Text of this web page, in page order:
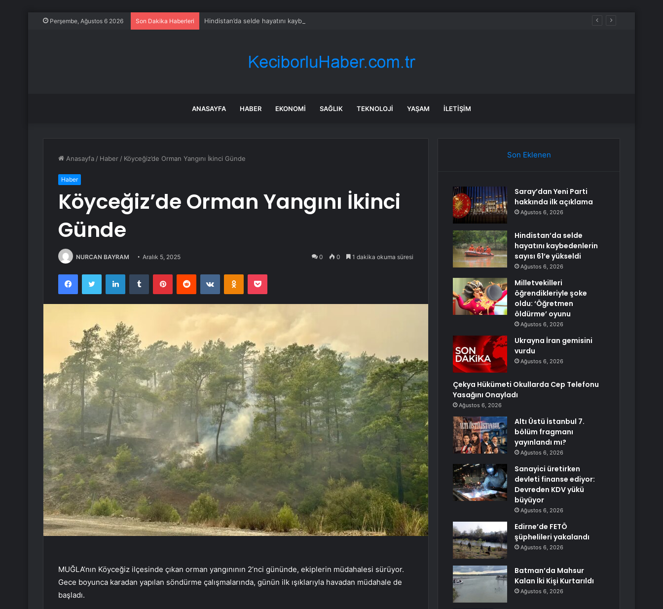
Perşembe, Ağustos 6 2026 Son Dakika Haberleri Hindistan’da selde hayatını kaybedenlerin sayısı 61’e yükseldi
ANASAYFA HABER EKONOMI SAĞLIK TEKNOLOJI YAŞAM İLETIŞIM
Anasayfa / Haber / Köyceğiz’de Orman Yangını İkinci Günde
Haber
Köyceğiz’de Orman Yangını İkinci
Günde
NURCAN BAYRAM Aralık 5, 2025 0 0 1 dakika okuma süresi
FacebookTwitter LinkedInTumblr PinterestReddit VKontakteOdnoklassniki
Pocket
MUĞLA’nın Köyceğiz ilçesinde çıkan orman yangınının 2’nci gününde, ekiplerin müdahalesi sürüyor.
Gece boyunca karadan yapılan söndürme çalışmalarında, günün ilk ışıklarıyla havadan müdahale de
başladı.
Son Eklenen
Saray’dan Yeni Parti
hakkında ilk açıklama
Ağustos 6, 2026
Hindistan’da selde
hayatını kaybedenlerin
sayısı 61’e yükseldi
Ağustos 6, 2026
Milletvekilleri
öğrendikleriyle şoke
oldu: ‘Öğretmen
öldürme’ oyunu
Ağustos 6, 2026
Ukrayna İran gemisini
vurdu
Ağustos 6, 2026
Çekya Hükümeti Okullarda Cep Telefonu
Yasağını Onayladı
Ağustos 6, 2026
Altı Üstü İstanbul 7.
bölüm fragmanı
yayınlandı mı?
Ağustos 6, 2026
Sanayici üretirken
devleti finanse ediyor:
Devreden KDV yükü
büyüyor
Ağustos 6, 2026
Edirne’de FETÖ
şüphelileri yakalandı
Ağustos 6, 2026
Batman’da Mahsur
Kalan İki Kişi Kurtarıldı
Ağustos 6, 2026